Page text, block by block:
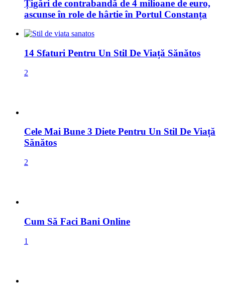
2
Cele Mai Bune 3 Diete Pentru Un Stil De Viață
Cum Să Faci Bani Online
Marketing Afiliat